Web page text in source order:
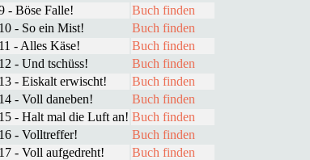
- Böse Falle!
Buch finden
- So ein Mist!
Buch finden
- Alles Käse!
Buch finden
- Und tschüss!
Buch finden
- Eiskalt erwischt!
Buch finden
- Voll daneben!
Buch finden
- Halt mal die Luft an! Buch finden
- Volltreffer!
Buch finden
- Voll aufgedreht!
Buch finden